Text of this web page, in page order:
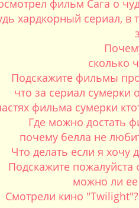
фильм Сага о
хардкорный сериал, в
сколько
Подскажите фильмы
что за сериал
фильма сумерки
Где можно достать
почему белла не
Что делать если я хочу
Подскажите
можно ли ее
Смотрели кино